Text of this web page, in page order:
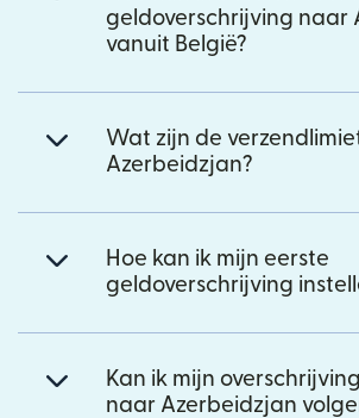
geldoverschrijving naar
vanuit België?
Wat zijn de
Azerbeidzjan?
Hoe kan ik mijn eerste
geldoverschrijving
Kan ik mijn
naar Azerbeidzjan